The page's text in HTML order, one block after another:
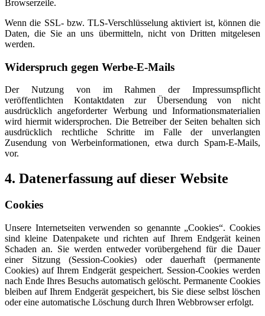
Browserzeile.
Wenn die SSL- bzw. TLS-Verschlüsselung aktiviert ist, können die
Daten, die Sie an uns übermitteln, nicht von Dritten mitgelesen
werden.
Widerspruch gegen Werbe-E-Mails
Der Nutzung von im Rahmen der Impressumspflicht
veröffentlichten Kontaktdaten zur Übersendung von nicht
ausdrücklich angeforderter Werbung und Informationsmaterialien
wird hiermit widersprochen. Die Betreiber der Seiten behalten sich
ausdrücklich rechtliche Schritte im Falle der unverlangten
Zusendung von Werbeinformationen, etwa durch Spam-E-Mails,
vor.
4. Datenerfassung auf dieser Website
Cookies
Unsere Internetseiten verwenden so genannte „Cookies“. Cookies
sind kleine Datenpakete und richten auf Ihrem Endgerät keinen
Schaden an. Sie werden entweder vorübergehend für die Dauer
einer Sitzung (Session-Cookies) oder dauerhaft (permanente
Cookies) auf Ihrem Endgerät gespeichert. Session-Cookies werden
nach Ende Ihres Besuchs automatisch gelöscht. Permanente Cookies
bleiben auf Ihrem Endgerät gespeichert, bis Sie diese selbst löschen
oder eine automatische Löschung durch Ihren Webbrowser erfolgt.